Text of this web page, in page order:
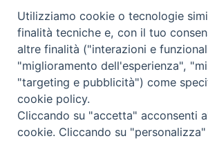
GMG – I giovani ricevuti
dall’Ordinario
Verano,
Utilizziamo cookie o tecnologie
finalità tecniche e, con il tuo
altre finalità ("interazioni e
"miglioramento dell'esperienza",
"targeting e pubblicità") come
cookie policy.
Cliccando su "accetta" acconsenti
cookie. Cliccando su